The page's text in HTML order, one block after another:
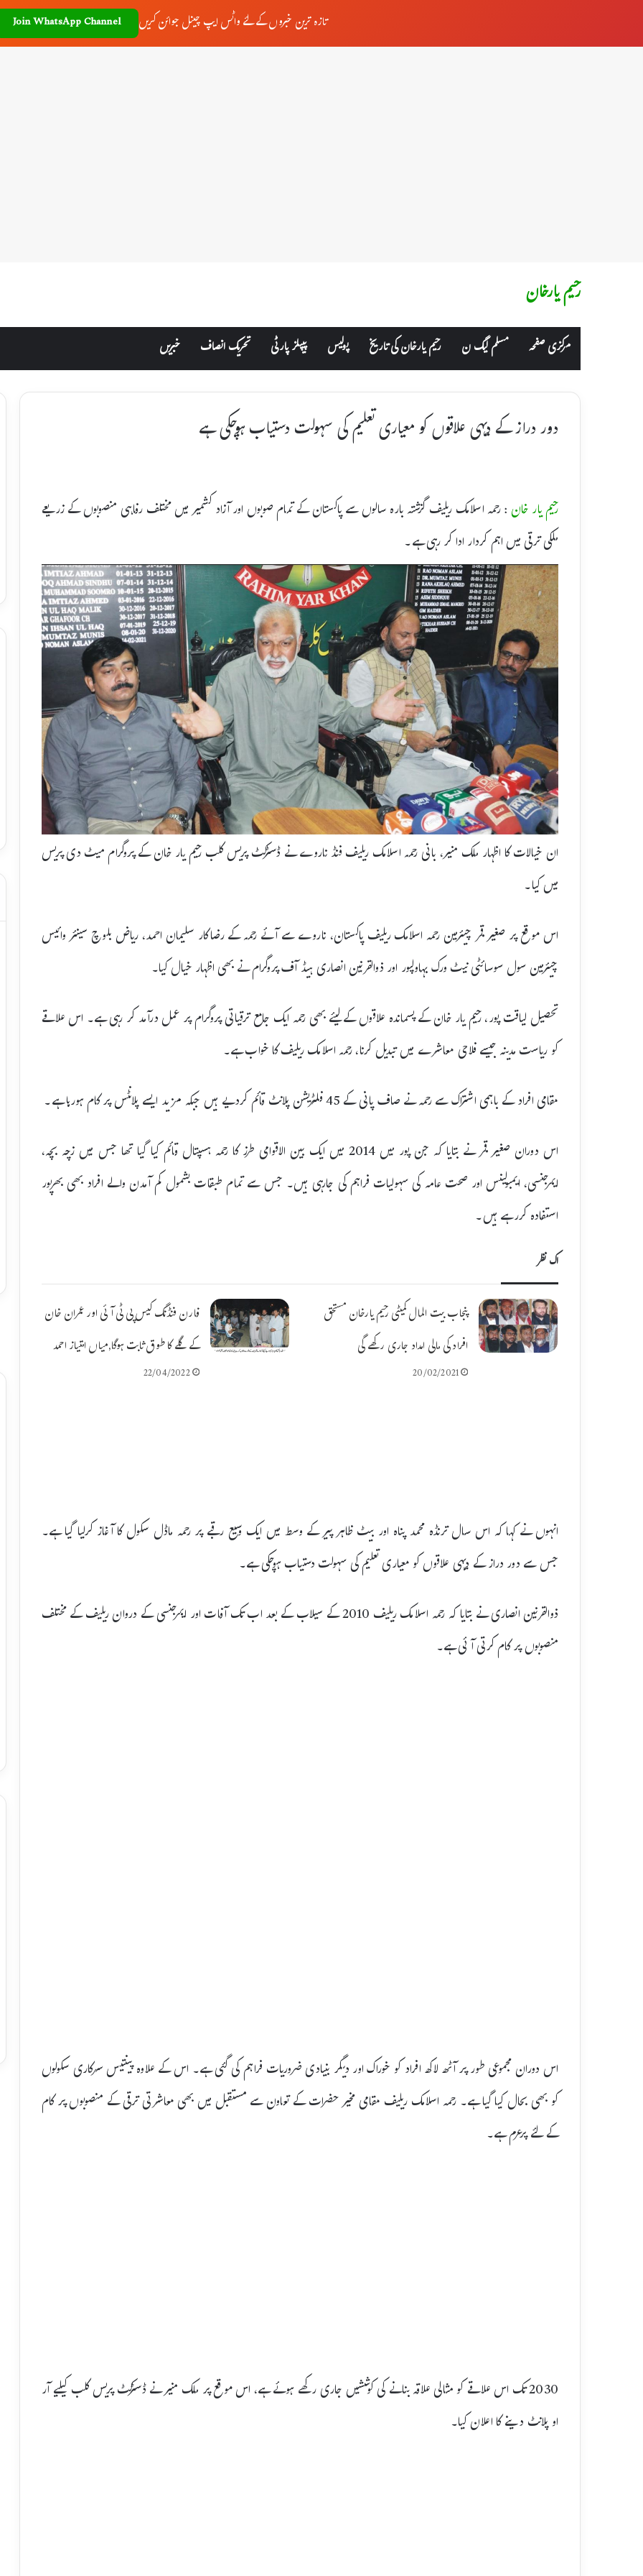
تازہ ترین خبروں کے لئے واٹس ایپ چینل جوائن کریں Join WhatsApp Channel
رحیم یارخان
مرکزی صفحہ مسلم لیگ ن رحیم یارخان کی تاریخ پولیس پیپلز پارٹی تحریک انصاف خبریں
دور دراز کے دیہی علاقوں کو معیاری تعلیم کی سہولت دستیاب ہوچکی ہے
رحیم یار خان: رحمہ اسلامک ریلیف گزشتہ بارہ سالوں سے پاکستان کے تمام صوبوں اور آزاد کشمیر میں مختلف رفاہی منصوبوں کے زریعے
ملکی ترقی میں اہم کردار ادا کر رہی ہے۔
ان خیالات کا اظہار ملک منیر، بانی رحمہ اسلامک ریلیف فنڈ ناروے نے ڈسٹرکٹ پریس کلب رحیم یار خان کے پروگرام میٹ دی پریس
میں کیا۔
اس موقع پر صغیر قمر چیئرمین رحمہ اسلامک ریلیف پاکستان، ناروے سے آئے رحمہ کے رضاکار سلیمان احمد، ریاض بلوچ سینئر وائیس
چیئرمین سول سوسائٹی نیٹ ورک بہاولپور اور ذوالقرنین انصاری ہیڈ آف پروگرام نے بھی اظہار خیال کیا۔
تحصیل لیاقت پور، رحیم یار خان کے پسماندہ علاقوں کے لیئے بھی رحمہ ایک جامع ترقیاتی پروگرام پر عمل درآمد کر رہی ہے۔ اس علاقے
کو ریاست مدینہ جیسے فلاحی معاشرے میں تبدیل کرنا، رحمہ اسلامک ریلیف کا خواب ہے۔
مقامی افراد کے باہمی اشتراک سے رحمہ نے صاف پانی کے 45 فلٹریشن پلانٹ قائم کردیے ہیں جبکہ مزید ایسے پلانٹس پر کام ہورہا ہے۔
اس دوران صغیر قمر نے بتایا کہ جن پور میں 2014 میں ایک بین الاقوامی طرز کا رحمہ ہسپتال قائم کیا گیا تھا جس میں زچہ بچہ،
ایمرجنسی، ایمبولینس اور صحت عامہ کی سہولیات فراہم کی جارہی ہیں۔ جس سے تمام طبقات بشمول کم آمدن والے افراد بھی بھرپور
استفادہ کررہے ہیں۔
اک نظر
پنجاب بیت المال کمیٹی رحیم یارخان مستحق
افراد کی مالی امداد جاری رکھے گی
20/02/2021
فارن فنڈنگ کیس پی ٹی آئی اور عمران خان
کے گلے کا طوق ثابت ہوگا,میاں امتیاز احمد
22/04/2022
انہوں نے کہا کہ اس سال ترنڈہ محمد پناہ اور بیٹ ظاہر پیر کے وسط میں ایک وسیع رقبے پر رحمہ ماڈل سکول کا آغاز کرلیا گیا ہے۔
جس سے دور دراز کے دیہی علاقوں کو معیاری تعلیم کی سہولت دستیاب ہوچکی ہے۔
ذوالقرنین انصاری نے بتایا کہ رحمہ اسلامک ریلیف 2010 کے سیلاب کے بعد اب تک آفات اور ایمرجنسی کے دروان ریلیف کے مختلف
منصوبوں پر کام کرتی آئی ہے۔
اس دوران مجموعی طور پر آٹھ لاکھ افراد کو خوراک اور دیگر بنیادی ضروریات فراہم کی گئی ہے۔ اس کے علاوہ پینتیس سرکاری سکولوں
کو بھی بحال کیا گیا ہے۔ رحمہ اسلامک ریلیف مقامی مخیر حضرات کے تعاون سے مستقبل میں بھی معاشرتی ترقی کے منصوبوں پر کام
کے لئے پرعزم ہے۔
2030 تک اس علاقے کو مثالی علاقہ بنانے کی کوششیں جاری رکھے ہوئے ہے، اس موقع پر ملک منیر نے ڈسٹرکٹ پریس کلب کیلیے آر
او پلانٹ دینے کا اعلان کیا۔